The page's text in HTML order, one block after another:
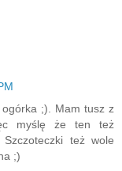
;). Mam tusz z
myślę że ten też
też wole
;)